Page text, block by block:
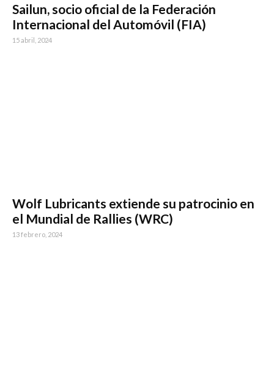
Sailun, socio oficial de la Federación
Internacional del Automóvil (FIA)
15 abril, 2024
Wolf Lubricants extiende su patrocinio en
el Mundial de Rallies (WRC)
13 febrero, 2024